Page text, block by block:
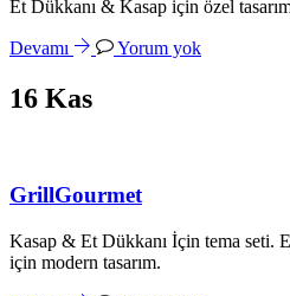
Et Dükkanı & Kasap için özel
Devamı Yorum yok
16 Kas
GrillGourmet
Kasap & Et Dükkanı İçin tema seti.
için modern tasarım.